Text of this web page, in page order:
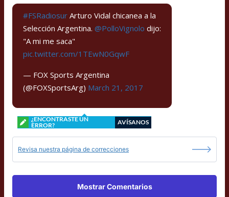
#FSRadiosur Arturo Vidal chicanea a la
Selección Argentina. @PolloVignolo dijo:
"A mi me saca"
pic.twitter.com/1TEwN0GqwF
— FOX Sports Argentina
(@FOXSportsArg) March 21, 2017
¿ENCONTRASTE UN
ERROR?
AVÍSANOS
Revisa nuestra página de correcciones
Mostrar Comentarios